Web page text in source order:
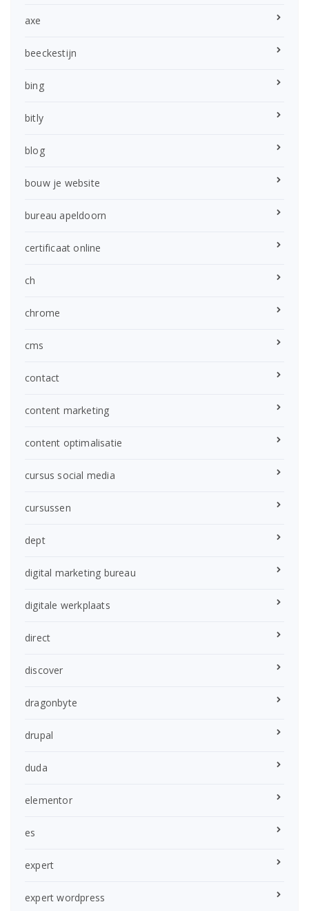
axe
beeckestijn
bing
bitly
blog
bouw je website
bureau apeldoorn
certificaat online
ch
chrome
cms
contact
content marketing
content optimalisatie
cursus social media
cursussen
dept
digital marketing bureau
digitale werkplaats
direct
discover
dragonbyte
drupal
duda
elementor
es
expert
expert wordpress